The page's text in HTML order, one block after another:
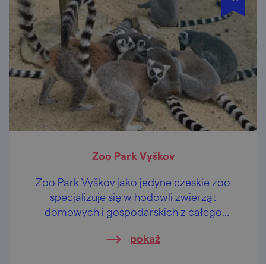
Zoo Park Vyškov
Zoo Park Vyškov jako jedyne czeskie zoo
specjalizuje się w hodowli zwierząt
domowych i gospodarskich z całego
pokaż